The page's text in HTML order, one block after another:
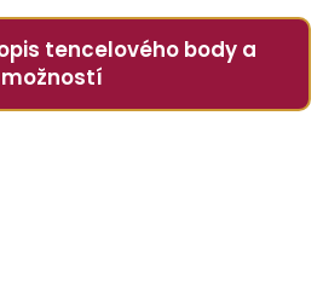
tencelového body a
možností